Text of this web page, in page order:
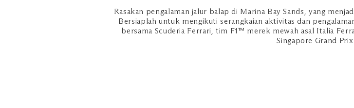
Rasakan pengalaman jalur balap di Marina Bay Sands, yang
Bersiaplah untuk mengikuti serangkaian aktivitas dan
bersama Scuderia Ferrari, tim F1™ merek mewah asal Italia
Singapore Grand